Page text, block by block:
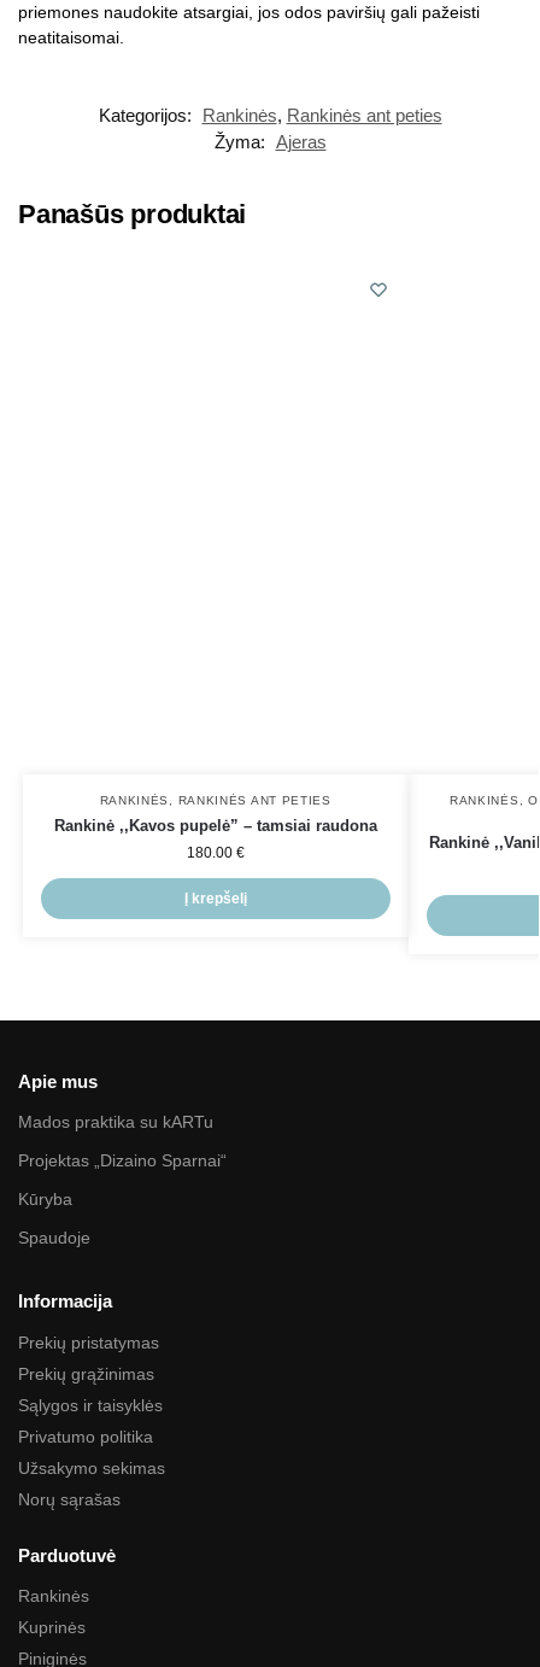
priemones naudokite atsargiai, jos odos paviršių gali pažeisti
neatitaisomai.
Kategorijos: Rankinės, Rankinės ant peties
Žyma: Ajeras
Panašūs produktai
RANKINĖS RANKINĖS ANT PETIES
Rankinė ,,Kavos pupelė” – tamsiai raudona
180.00 €
Į krepšelį
RANKINĖS
Rankinė
Apie mus
Mados praktika su kARTu
Projektas „Dizaino Sparnai“
Kūryba
Spaudoje
Informacija
Prekių pristatymas
Prekių grąžinimas
Sąlygos ir taisyklės
Privatumo politika
Užsakymo sekimas
Norų sąrašas
Parduotuvė
Rankinės
Kuprinės
Piniginės